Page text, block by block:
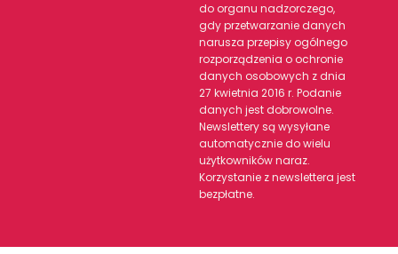
do organu nadzorczego,
gdy przetwarzanie danych
narusza przepisy ogólnego
rozporządzenia o ochronie
danych osobowych z dnia
27 kwietnia 2016 r. Podanie
danych jest dobrowolne.
Newslettery są wysyłane
automatycznie do wielu
użytkowników naraz.
Korzystanie z newslettera jest
bezpłatne.